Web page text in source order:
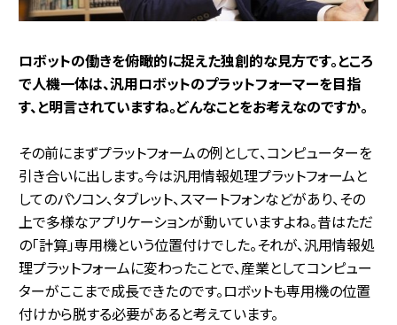
――ロボットの働きを俯瞰的に捉えた独創的な見方です。ところ
で人機一体は、汎用ロボットのプラットフォーマーを目指
す、と明言されていますね。どんなことをお考えなのですか。
その前にまずプラットフォームの例として、コンピューターを
引き合いに出します。今は汎用情報処理プラットフォームと
してのパソコン、タブレット、スマートフォンなどがあり、その
上で多様なアプリケーションが動いていますよね。昔はただ
の「計算」専用機という位置付けでした。それが、汎用情報処
理プラットフォームに変わったことで、産業としてコンピュー
ターがここまで成長できたのです。ロボットも専用機の位置
付けから脱する必要があると考えています。